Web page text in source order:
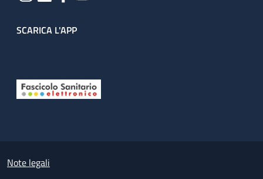
SCARICA L'APP
Small prints
Note legali